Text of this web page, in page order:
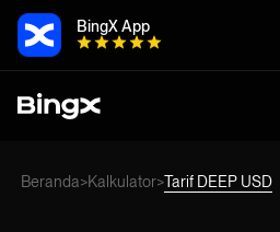
BingX App
Beranda>Kalkulator>Tarif DEEP USD